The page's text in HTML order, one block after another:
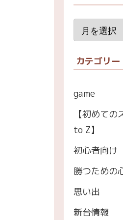
カテゴリー
game
【初めて
to Z】
初心者向け
勝つための
思い出
新台情報